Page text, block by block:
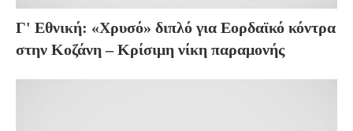
Γ' Εθνική: «Χρυσό» διπλό για Εορδαϊκό κόντρα
στην Κοζάνη – Κρίσιμη νίκη παραμονής